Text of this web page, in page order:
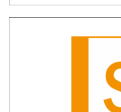
SH Sara –